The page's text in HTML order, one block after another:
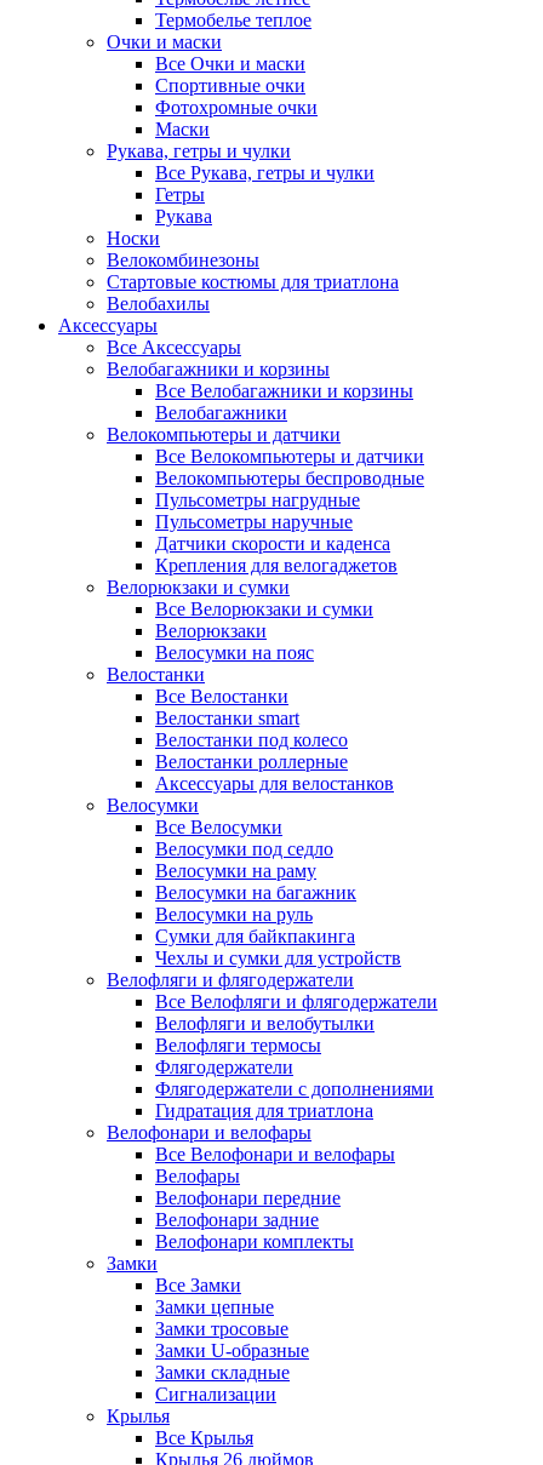
Термобелье теплое
Очки и маски
Все Очки и маски
Спортивные очки
Фотохромные очки
Маски
Рукава, гетры и чулки
Все Рукава, гетры и чулки
Гетры
Рукава
Носки
Велокомбинезоны
Стартовые костюмы для триатлона
Велобахилы
Аксессуары
Все Аксессуары
Велобагажники и корзины
Все Велобагажники и корзины
Велобагажники
Велокомпьютеры и датчики
Все Велокомпьютеры и датчики
Велокомпьютеры беспроводные
Пульсометры нагрудные
Пульсометры наручные
Датчики скорости и каденса
Крепления для велогаджетов
Велорюкзаки и сумки
Все Велорюкзаки и сумки
Велорюкзаки
Велосумки на пояс
Велостанки
Все Велостанки
Велостанки smart
Велостанки под колесо
Велостанки роллерные
Аксессуары для велостанков
Велосумки
Все Велосумки
Велосумки под седло
Велосумки на раму
Велосумки на багажник
Велосумки на руль
Сумки для байкпакинга
Чехлы и сумки для устройств
Велофляги и флягодержатели
Все Велофляги и флягодержатели
Велофляги и велобутылки
Велофляги термосы
Флягодержатели
Флягодержатели с дополнениями
Гидратация для триатлона
Велофонари и велофары
Все Велофонари и велофары
Велофары
Велофонари передние
Велофонари задние
Велофонари комплекты
Замки
Все Замки
Замки цепные
Замки тросовые
Замки U-образные
Замки складные
Сигнализации
Крылья
Все Крылья
Крылья 26 дюймов